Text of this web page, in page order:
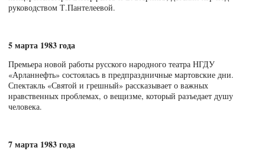
руководством Т.Пантелеевой.
5 марта 1983 года
Премьера новой работы русского народного театра НГДУ
«Арланнефть» состоялась в предпраздничные мартовские дни.
Спектакль «Святой и грешный» рассказывает о важных
нравственных проблемах, о вещизме, который разъедает душу
человека.
7 марта 1983 года